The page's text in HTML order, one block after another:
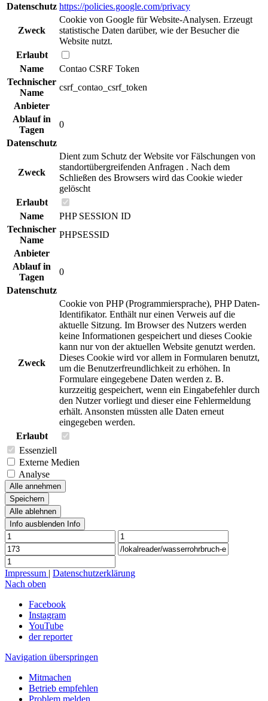
Datenschutz https://policies.google.com/privacy
Zweck
Cookie von Google für Website-Analysen. Erzeugt
statistische Daten darüber, wie der Besucher die
Website nutzt.
Erlaubt
Name
Contao CSRF Token
Technischer
Name
csrf_contao_csrf_token
Anbieter
Ablauf in
Tagen
0
Datenschutz
Zweck
Dient zum Schutz der Website vor Fälschungen von
standortübergreifenden Anfragen . Nach dem
Schließen des Browsers wird das Cookie wieder
gelöscht
Erlaubt
Name
PHP SESSION ID
Technischer
Name
PHPSESSID
Anbieter
Ablauf in
Tagen
0
Datenschutz
Zweck
Cookie von PHP (Programmiersprache), PHP Daten-
Identifikator. Enthält nur einen Verweis auf die
aktuelle Sitzung. Im Browser des Nutzers werden
keine Informationen gespeichert und dieses Cookie
kann nur von der aktuellen Website genutzt werden.
Dieses Cookie wird vor allem in Formularen benutzt,
um die Benutzerfreundlichkeit zu erhöhen. In
Formulare eingegebene Daten werden z. B.
kurzzeitig gespeichert, wenn ein Eingabefehler durch
den Nutzer vorliegt und dieser eine Fehlermeldung
erhält. Ansonsten müssten alle Daten erneut
eingegeben werden.
Erlaubt
Essenziell
Externe Medien
Analyse
Alle annehmen
Speichern
Alle ablehnen
Info ausblenden Info
Impressum | Datenschutzerklärung
Nach oben
Facebook
Instagram
YouTube
der reporter
Navigation überspringen
Mitmachen
Betrieb empfehlen
Problem melden